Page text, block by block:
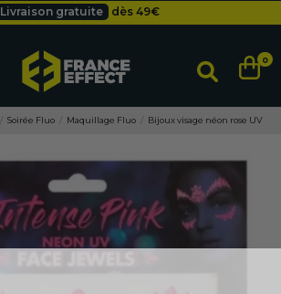
Livraison gratuite dès 49€
Livraison gratuite dès 49 0
Soirée Fluo Maquillage Fluo Bijoux visage néon rose UV